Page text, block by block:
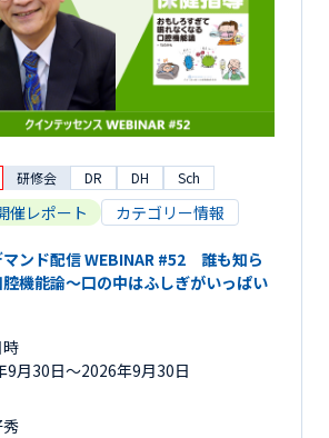
研修会 DR DH Sch
催レポート カテゴリー情報
ンド配信 WEBINAR #52 誰も知ら
機能論～口の中はふしぎがいっぱい
9月30日〜2026年9月30日